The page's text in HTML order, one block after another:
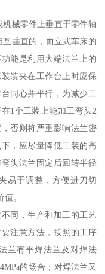
械零件上垂直于零件轴
垂直的，而立式车床的
能是利用大端法兰上的
装夹在工作台上时应保
同心并平行，为减少工
1个工装上能加工弯头2
否则将严重影响法兰密
，应尽量降低工装的高
头法兰固定后回转半径
易于调整，方便进刀切
。
同，生产和加工的工艺
注意方法，按照的工序
兰有平焊法兰及对焊法
的场合；对焊法兰又